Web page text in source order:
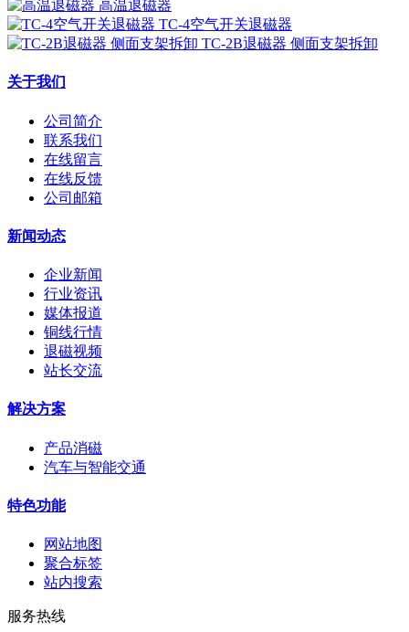
高温退磁器
TC-4空气开关退磁器
TC-2B退磁器 侧面支架拆卸
关于我们
公司简介
联系我们
在线留言
在线反馈
公司邮箱
新闻动态
企业新闻
行业资讯
媒体报道
铜线行情
退磁视频
站长交流
解决方案
产品消磁
汽车与智能交通
特色功能
网站地图
聚合标签
站内搜索
服务热线